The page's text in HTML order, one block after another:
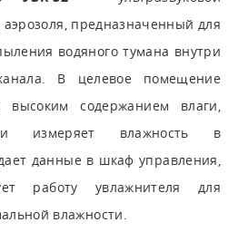
аэрозоля, предназначенный для
водяного тумана внутри
В целевое помещение
высоким содержанием влаги,
измеряет влажность в
данные в шкаф управления,
работу увлажнителя для
влажности.